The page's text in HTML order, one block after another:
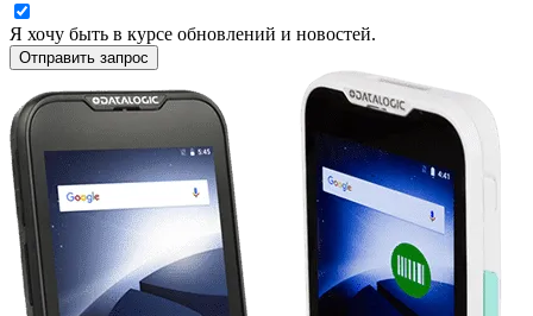
Я хочу быть в курсе обновлений и новостей.
Отправить запрос